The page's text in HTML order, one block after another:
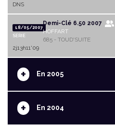
DNS
18/05/2007
SERIE
Demi-Clé 6.50 2007
HOFFART
685 - TOUD'SUITE
2j13h11'09
+ En 2005
+ En 2004